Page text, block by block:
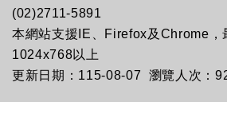
(02)2711-5891
本網站支援IE、Firefox及Chrome，
1024x768以上
更新日期：115-08-07 瀏覽人次：